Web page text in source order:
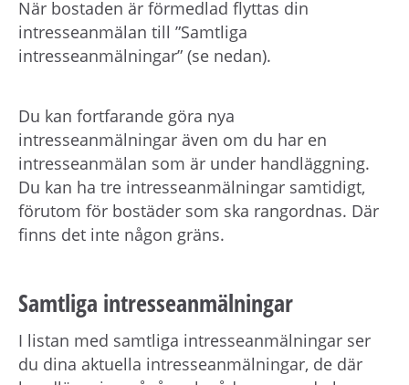
När bostaden är förmedlad flyttas din
intresseanmälan till ”Samtliga
intresseanmälningar” (se nedan).
Du kan fortfarande göra nya
intresseanmälningar även om du har en
intresseanmälan som är under handläggning.
Du kan ha tre intresseanmälningar samtidigt,
förutom för bostäder som ska rangordnas. Där
finns det inte någon gräns.
Samtliga intresseanmälningar
I listan med samtliga intresseanmälningar ser
du dina aktuella intresseanmälningar, de där